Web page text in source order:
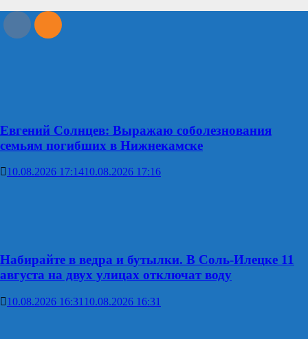
Евгений Солнцев: Выражаю соболезнования
семьям погибших в Нижнекамске
10.08.2026 17:1410.08.2026 17:16
Набирайте в ведра и бутылки. В Соль-Илецке 11
августа на двух улицах отключат воду
10.08.2026 16:31 10.08.2026 16:31